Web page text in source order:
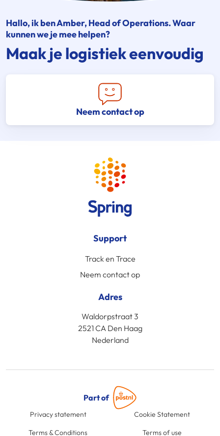
Hallo, ik ben Amber, Head of Operations. Waar
kunnen we je mee helpen?
Maak je logistiek eenvoudig
Neem contact op
Support
Track en Trace
Neem contact op
Adres
Waldorpstraat 3
2521 CA Den Haag
Nederland
Part of
Privacy statement Cookie Statement
Terms & Conditions Terms of use